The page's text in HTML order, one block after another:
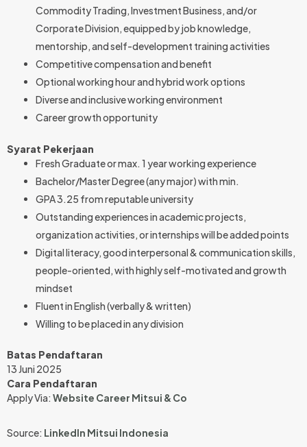
Commodity Trading, Investment Business, and/or
Corporate Division, equipped by job knowledge,
mentorship, and self-development training activities
Competitive compensation and benefit
Optional working hour and hybrid work options
Diverse and inclusive working environment
Career growth opportunity
Syarat Pekerjaan
Fresh Graduate or max. 1 year working experience
Bachelor/Master Degree (any major) with min.
GPA 3.25 from reputable university
Outstanding experiences in academic projects,
organization activities, or internships will be added points
Digital literacy, good interpersonal & communication skills,
people-oriented, with highly self-motivated and growth
mindset
Fluent in English (verbally & written)
Willing to be placed in any division
Batas Pendaftaran
13 Juni 2025
Cara Pendaftaran
Apply Via: Website Career Mitsui & Co
Source: LinkedIn Mitsui Indonesia